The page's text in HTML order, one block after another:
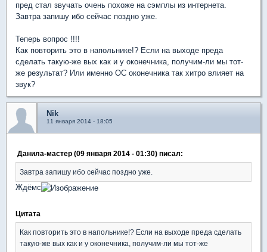
пред стал звучать очень похоже на сэмплы из интернета.
Завтра запишу ибо сейчас поздно уже.
Теперь вопрос !!!!
Как повторить это в напольнике!? Если на выходе преда
сделать такую-же вых как и у оконечника, получим-ли мы тот-
же результат? Или именно ОС оконечника так хитро влияет на
звук?
Nik
11 января 2014 - 18:05
Данила-мастер (09 января 2014 - 01:30) писал:
Завтра запишу ибо сейчас поздно уже.
Ждёмс
Цитата
Как повторить это в напольнике!? Если на выходе преда сделать
такую-же вых как и у оконечника, получим-ли мы тот-же